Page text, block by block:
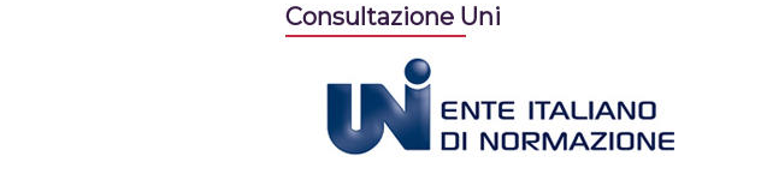
Consultazione Uni